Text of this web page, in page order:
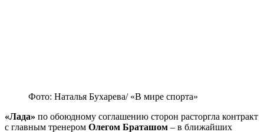
Фото: Наталья Бухарева/ «В мире спорта»
«Лада» по обоюдному соглашению сторон расторгла контракт
с главным тренером Олегом Браташом – в ближайших